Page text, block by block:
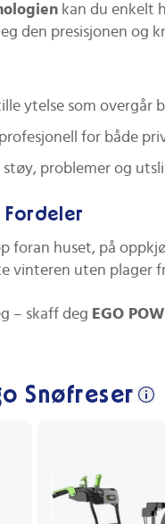
kan du enkelt
den presisjonen og
ytelse som overgår
for både
støy, problemer og
Fordeler
foran huset, på
vinteren uten plager
– skaff deg EGO
Snøfreser